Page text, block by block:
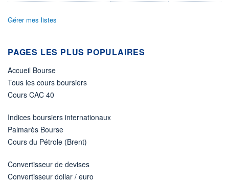
ÉLIGIBILITÉ
Non éligible
+ PORTEFEUILLE
Gérer mes listes
PAGES LES PLUS POPULAIRES
Accueil Bourse
Tous les cours boursiers
Cours CAC 40
Indices boursiers internationaux
Palmarès Bourse
Cours du Pétrole (Brent)
Convertisseur de devises
Convertisseur dollar / euro